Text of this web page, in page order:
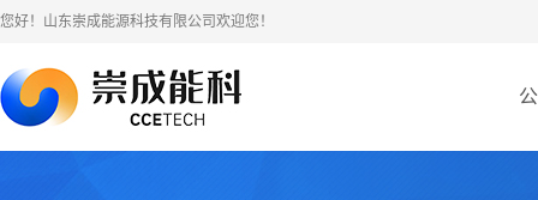
您好！山东崇成能源科技有限公司欢迎您！